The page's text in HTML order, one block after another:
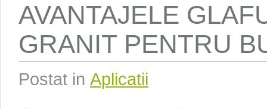
AVANTAJELE
GRANIT PENTRU
Postat in Aplicatii